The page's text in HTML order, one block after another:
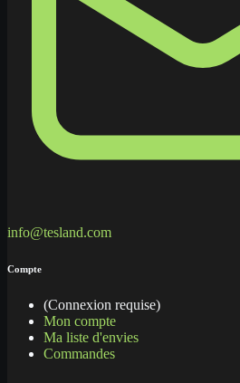
info@tesland.com
Compte
(Connexion requise)
Mon compte
Ma liste d'envies
Commandes